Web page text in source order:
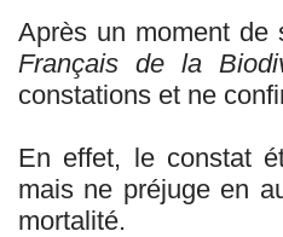
Après un moment de
Français de la
constations et ne
En effet, le constat
mais ne préjuge en
mortalité.